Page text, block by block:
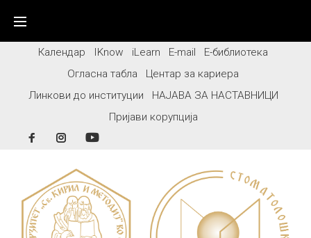
contentКалендар IKnow iLearn E-mail
Е-библиотека
Огласна табла
Центар за кариера
Линкови до институции
НАЈАВА ЗА НАСТАВНИЦИ
Пријави корупција
FacebookInstagram